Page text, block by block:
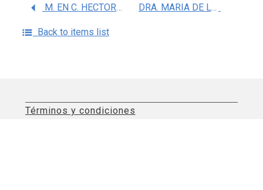
M. EN C. HECTOR GOMEZ DANTES DRA. MARIA DE LOURDES GUTIERREZ XICOTENCATL
Back to items list
Términos y condiciones